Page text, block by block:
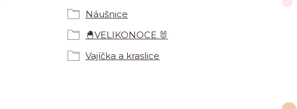
Náušnice
🐣VELIKONOCE 🐰
Vajíčka a kraslice